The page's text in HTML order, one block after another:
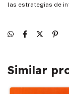
las estrategias de
Similar